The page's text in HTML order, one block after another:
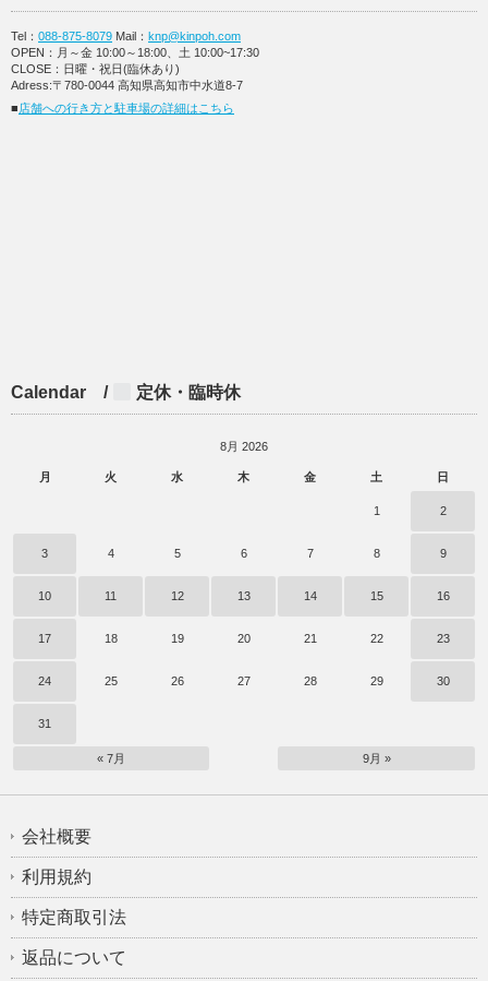
Tel： 088-875-8079 Mail： knp@kinpoh.com
OPEN：月～金 10:00～18:00、土 10:00~17:30
CLOSE：日曜・祝日(臨休あり)
Adress:〒780-0044 高知県高知市中水道8-7
■店舗への行き方と駐車場の詳細はこちら
Calendar / 定休・臨時休
8月 2026
月 火 水 木 金 土 日
1 2
3 4 5 6 7 8 9
10 11 12 13 14 15 16
17 18 19 20 21 22 23
24 25 26 27 28 29 30
31
« 7月 9月 »
会社概要
利用規約
特定商取引法
返品について